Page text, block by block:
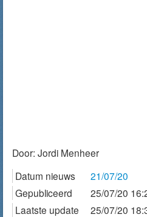
Door: Jordi Menheer
Datum nieuws
21/07/20
Gepubliceerd
25/07/20
Laatste update
25/07/20